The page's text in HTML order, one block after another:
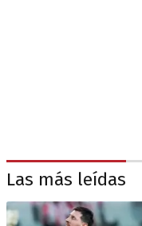
Las más leídas